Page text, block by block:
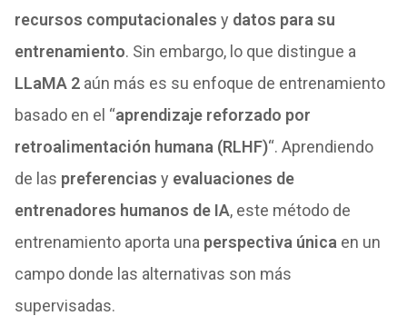
recursos computacionales y datos para su
entrenamiento. Sin embargo, lo que distingue a
LLaMA 2aún más es su enfoque de entrenamiento
basado en el “aprendizaje reforzado por
retroalimentación humana (RLHF)“. Aprendiendo
de las preferencias y evaluaciones de
entrenadores humanos de IA, este método de
entrenamiento aporta una perspectiva única en un
campo donde las alternativas son más
supervisadas.